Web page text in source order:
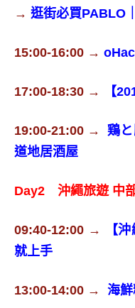
→ 逛街必買PABLO
15:00-16:00 →
17:00-18:30 → 【
19:00-21:00 →
鶏
道地居酒屋
Day2 沖繩旅遊 中
09:40-12:00 →
【
就上手
13:00-14:00 → 海